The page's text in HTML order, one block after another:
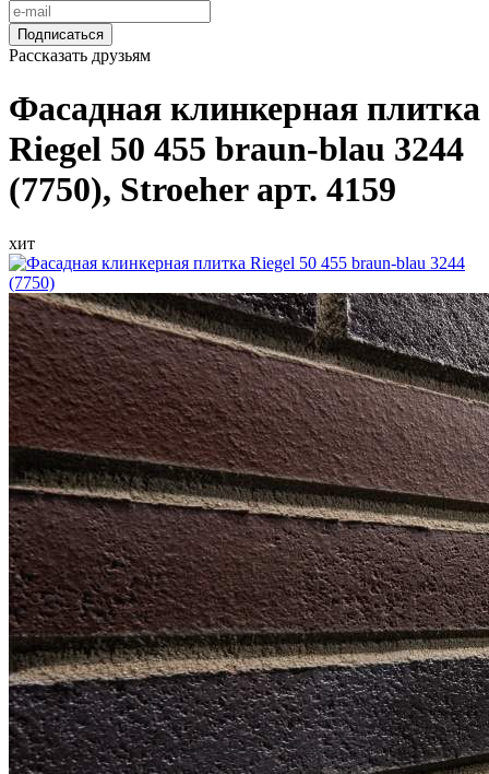
Подписаться
Рассказать друзьям
Фасадная клинкерная плитка
Riegel 50 455 braun-blau 3244
(7750), Stroeher арт. 4159
хит